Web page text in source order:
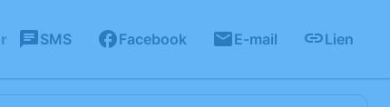
SMS Facebook E-mail Lien